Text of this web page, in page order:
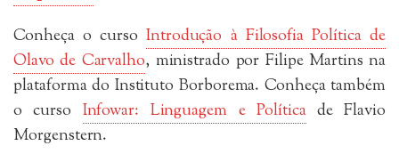
Conheça o curso Introdução à Filosofia Política de
Olavo de Carvalho, ministrado por Filipe Martins na
plataforma do Instituto Borborema. Conheça também
o curso Infowar: Linguagem e Políticade Flavio
Morgenstern.